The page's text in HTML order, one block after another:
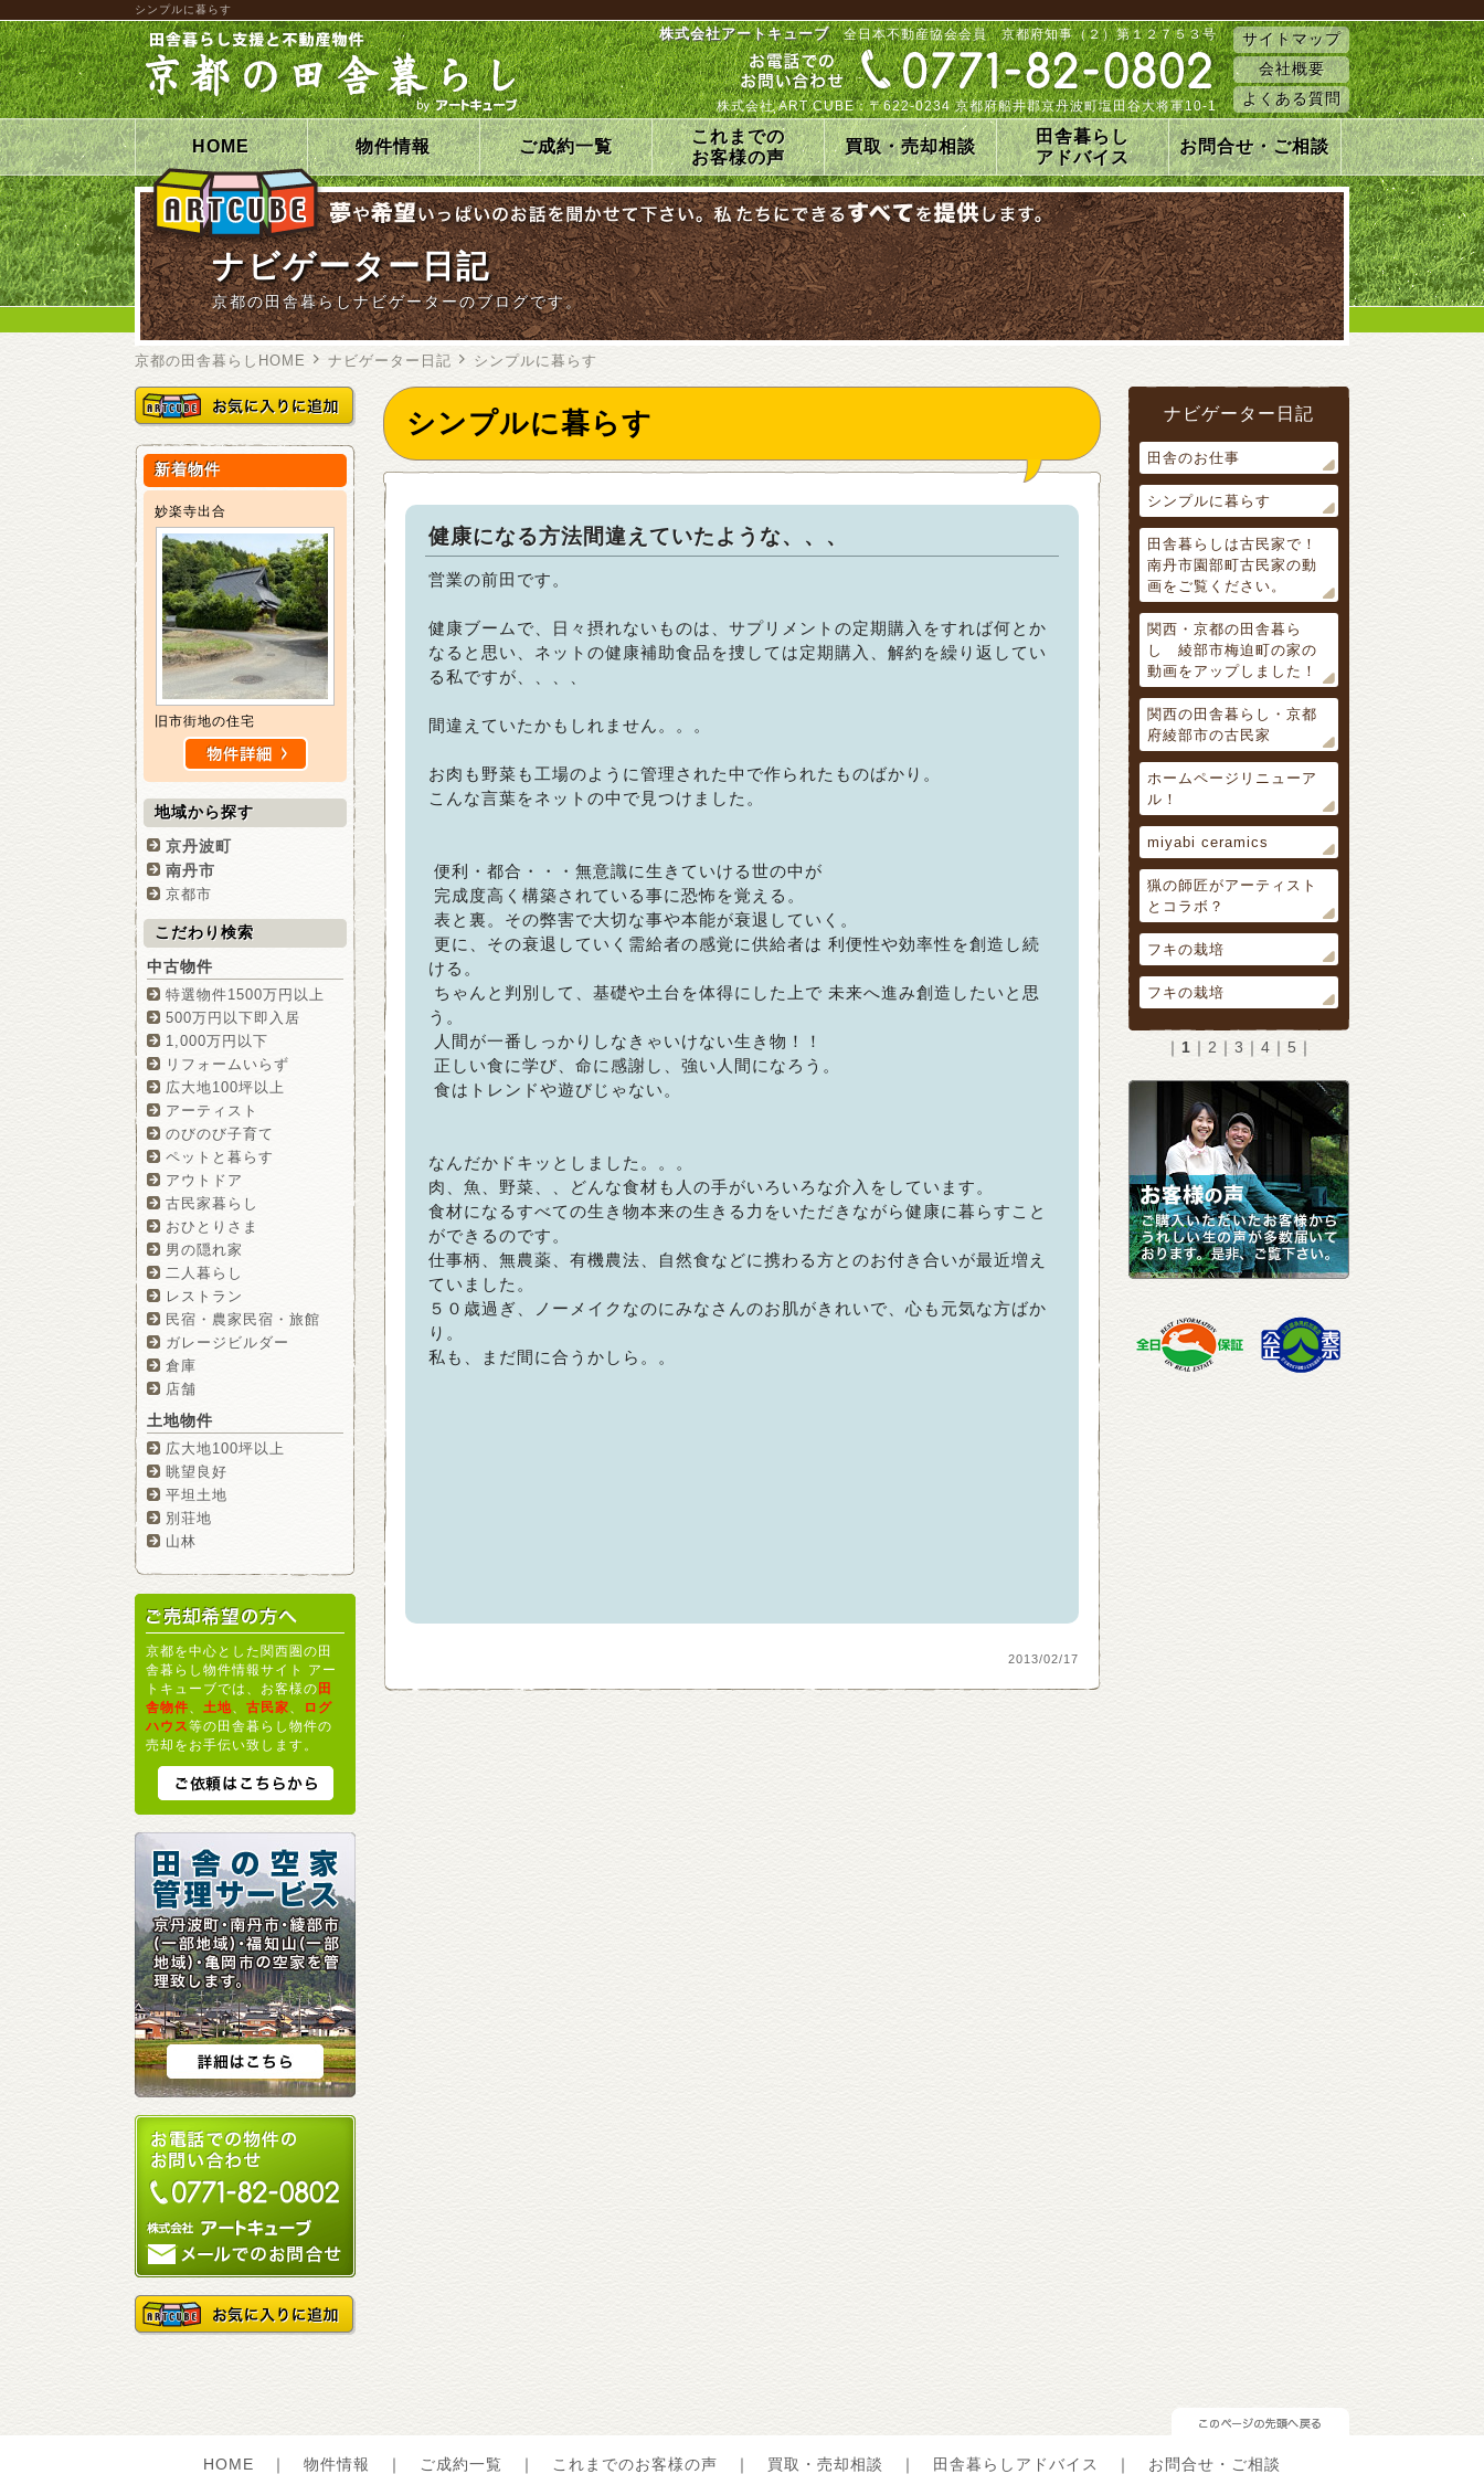
シンプルに暮らす
株式会社アートキューブ全日本不動産協会会員 京都府知事（２）第１２７５３号
株式会社 ART CUBE：〒622-0234 京都府船井郡京丹波町塩田谷大将軍10-1
サイトマップ
会社概要
よくある質問
HOME 物件情報 ご成約一覧
これまでの
お客様の声
買取・売却相談
田舎暮らし
アドバイス
お問合せ・ご相談
ナビゲーター日記
京都の田舎暮らしナビゲーターのブログです。
京都の田舎暮らしHOME ナビゲーター日記 シンプルに暮らす
シンプルに暮らす
健康になる方法間違えていたような、、、
営業の前田です。
健康ブームで、日々摂れないものは、サプリメントの定期購入をすれば何とか
なると思い、ネットの健康補助食品を捜しては定期購入、解約を繰り返してい
る私ですが、、、、
間違えていたかもしれません。。。
お肉も野菜も工場のように管理された中で作られたものばかり。
こんな言葉をネットの中で見つけました。
便利・都合・・・無意識に生きていける世の中が
完成度高く構築されている事に恐怖を覚える。
表と裏。その弊害で大切な事や本能が衰退していく。
更に、その衰退していく需給者の感覚に供給者は 利便性や効率性を創造し続
ける。
ちゃんと判別して、基礎や土台を体得にした上で 未来へ進み創造したいと思
う。
人間が一番しっかりしなきゃいけない生き物！！
正しい食に学び、命に感謝し、強い人間になろう。
食はトレンドや遊びじゃない。
なんだかドキッとしました。。。
肉、魚、野菜、、どんな食材も人の手がいろいろな介入をしています。
食材になるすべての生き物本来の生きる力をいただきながら健康に暮らすこと
ができるのです。
仕事柄、無農薬、有機農法、自然食などに携わる方とのお付き合いが最近増え
ていました。
５０歳過ぎ、ノーメイクなのにみなさんのお肌がきれいで、心も元気な方ばか
り。
私も、まだ間に合うかしら。。
2013/02/17
新着物件
妙楽寺出合
旧市街地の住宅
地域から探す
京丹波町
南丹市
京都市
こだわり検索
中古物件
特選物件1500万円以上
500万円以下即入居
1,000万円以下
リフォームいらず
広大地100坪以上
アーティスト
のびのび子育て
ペットと暮らす
アウトドア
古民家暮らし
おひとりさま
男の隠れ家
二人暮らし
レストラン
民宿・農家民宿・旅館
ガレージビルダー
倉庫
店舗
土地物件
広大地100坪以上
眺望良好
平坦土地
別荘地
山林
京都を中心とした関西圏の田
舎暮らし物件情報サイト アー
トキューブでは、お客様の田
舎物件
土地 古民家
ログ
ハウス等の田舎暮らし物件の
売却をお手伝い致します。
ナビゲーター日記
田舎のお仕事
シンプルに暮らす
田舎暮らしは古民家で！
南丹市園部町古民家の動
画をご覧ください。
関西・京都の田舎暮ら
し 綾部市梅迫町の家の
動画をアップしました！
関西の田舎暮らし・京都
府綾部市の古民家
ホームページリニューア
ル！
miyabi ceramics
猟の師匠がアーティスト
とコラボ？
フキの栽培
フキの栽培
｜ 1 ｜ 2 ｜ 3 ｜ 4 ｜ 5 ｜
HOME ｜ 物件情報 ｜ ご成約一覧 ｜ これまでのお客様の声 ｜ 買取・売却相談 ｜ 田舎暮らしアドバイス ｜ お問合せ・ご相談